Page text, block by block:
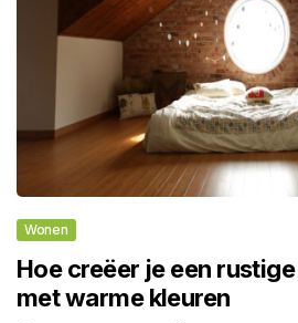
Wonen
Hoe creëer je een
met warme kleuren